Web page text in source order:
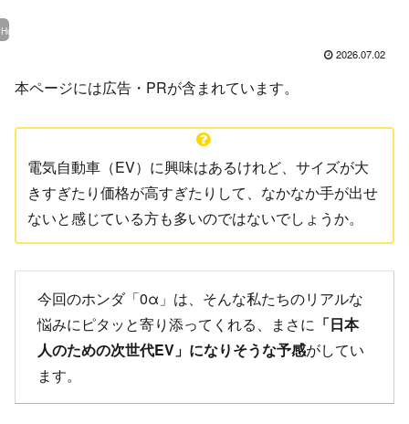
Honda
2026.07.02
本ページには広告・PRが含まれています。
電気自動車（EV）に興味はあるけれど、サイズが大
きすぎたり価格が高すぎたりして、なかなか手が出せ
ないと感じている方も多いのではないでしょうか。
今回のホンダ「0α」は、そんな私たちのリアルな
悩みにピタッと寄り添ってくれる、まさに 「日本
人のための次世代EV」になりそうな予感がしてい
ます。